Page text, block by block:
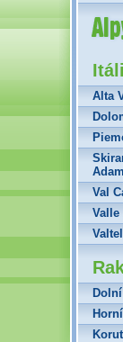
Alta
Val
Valle